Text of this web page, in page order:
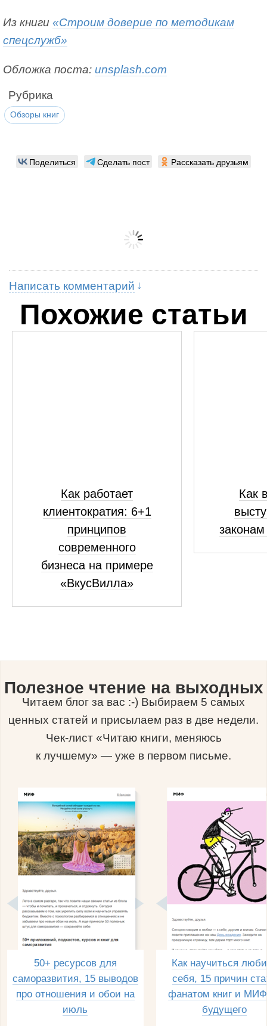
Из книги «Строим доверие по методикам
спецслужб»
Обложка поста: unsplash.com
Рубрика
Обзоры книг
Поделиться Сделать пост Рассказать друзьям
Написать комментарий
Похожие статьи
Как работает
клиентократия: 6+1
принципов
современного
бизнеса на примере
«ВкусВилла»
Как
Полезное чтение на выходных
Читаем блог за вас :-) Выбираем 5 самых
ценных статей и присылаем раз в две недели.
Чек-лист «Читаю книги, меняюсь
к лучшему» — уже в первом письме.
50+ ресурсов для
саморазвития, 15 выводов
про отношения и обои на
июль
Как научиться
себя, 15 причин
фанатом книг и
будущего